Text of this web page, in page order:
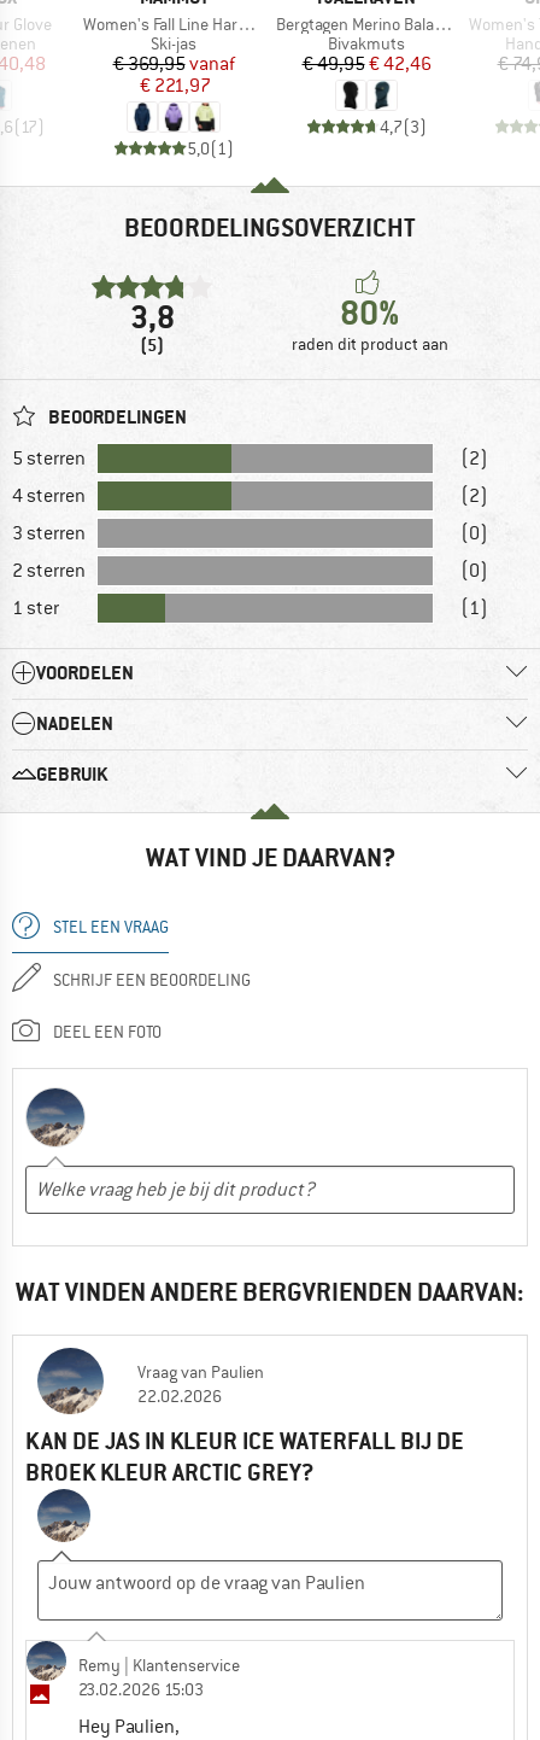
Glove
prijs
(17)
Artikel
Women's Fall Line Hardshell Thermo Hooded Jacket
Productgroep
Ski-jas
Prijs
€ 369,95Verlaagde prijs
vanaf
€ 221,97
5,0(1 )
Artikel
Bergtagen Merino Balaclava
Productgroep
Bivakmuts
Prijs
€ 49,95Verlaagde prijs
€ 42,46
4,7(3)
Artikel
Women's
€
BEOORDELINGSOVERZICHT
3,8
(5)
80%
raden dit product aan
BEOORDELINGEN
5 sterren
(2)
4 sterren
(2)
3 sterren
(0)
2 sterren
(0)
1 ster
(1)
VOORDELEN
NADELEN
GEBRUIK
WAT VIND JE DAARVAN?
STEL EEN VRAAG
SCHRIJF EEN BEOORDELING
DEEL EEN FOTO
WAT VINDEN ANDERE BERGVRIENDEN DAARVAN:
Vraagvan Paulien
22.02.2026
KAN DE JAS IN KLEUR ICE WATERFALL BIJ DE
BROEK KLEUR ARCTIC GREY?
Remy | Klantenservice
23.02.2026 15:03
Hey Paulien,